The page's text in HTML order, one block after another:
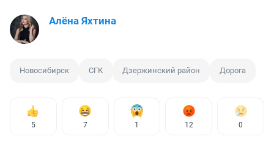
Алёна Яхтина
Новосибирск СГК Дзержинский район Дорога
5 7 1 12 0